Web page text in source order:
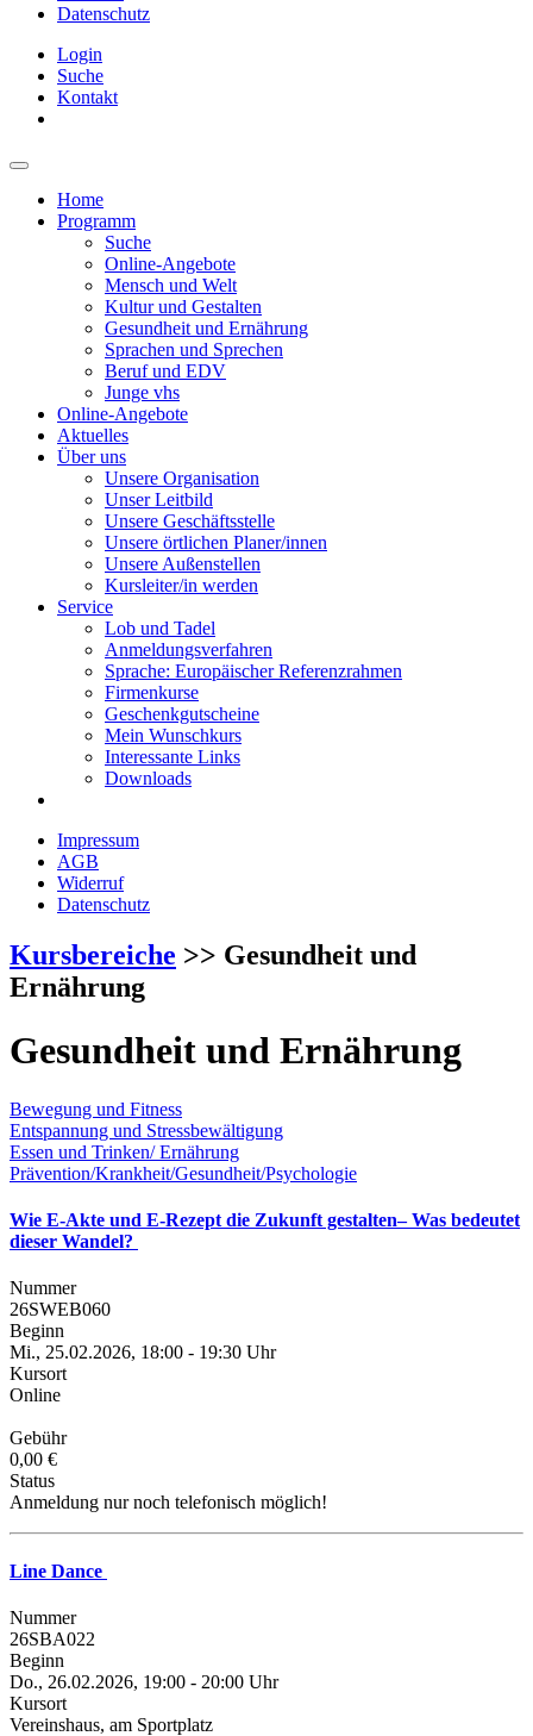
Datenschutz
Login
Suche
Kontakt
Home
Programm
Suche
Online-Angebote
Mensch und Welt
Kultur und Gestalten
Gesundheit und Ernährung
Sprachen und Sprechen
Beruf und EDV
Junge vhs
Online-Angebote
Aktuelles
Über uns
Unsere Organisation
Unser Leitbild
Unsere Geschäftsstelle
Unsere örtlichen Planer/innen
Unsere Außenstellen
Kursleiter/in werden
Service
Lob und Tadel
Anmeldungsverfahren
Sprache: Europäischer Referenzrahmen
Firmenkurse
Geschenkgutscheine
Mein Wunschkurs
Interessante Links
Downloads
Impressum
AGB
Widerruf
Datenschutz
Kursbereiche >> Gesundheit und
Ernährung
Gesundheit und Ernährung
Bewegung und Fitness
Entspannung und Stressbewältigung
Essen und Trinken/ Ernährung
Prävention/Krankheit/Gesundheit/Psychologie
Wie E-Akte und E-Rezept die Zukunft gestalten– Was bedeutet
dieser Wandel?
Nummer
26SWEB060
Beginn
Mi., 25.02.2026, 18:00 - 19:30 Uhr
Kursort
Online
Gebühr
0,00 €
Status
Anmeldung nur noch telefonisch möglich!
Line Dance
Nummer
26SBA022
Beginn
Do., 26.02.2026, 19:00 - 20:00 Uhr
Kursort
Vereinshaus, am Sportplatz